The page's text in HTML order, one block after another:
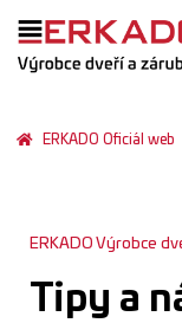
ERKADO Oficiál web
ERKADO Výrobce
Tipy a